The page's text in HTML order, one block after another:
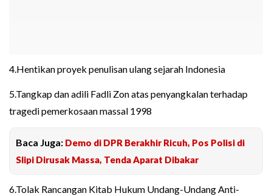
4.Hentikan proyek penulisan ulang sejarah Indonesia
5.Tangkap dan adili Fadli Zon atas penyangkalan terhadap
tragedi pemerkosaan massal 1998
Baca Juga: Demo di DPR Berakhir Ricuh, Pos Polisi di
Slipi Dirusak Massa, Tenda Aparat Dibakar
6.Tolak Rancangan Kitab Hukum Undang-Undang Anti-